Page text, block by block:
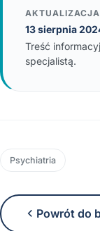
AKTUALIZACJA
13 sierpnia
Treść
specjalistą.
Psychiatria
Powrót do